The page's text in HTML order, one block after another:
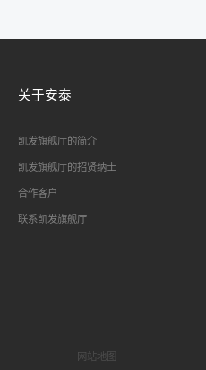
关于安泰
凯发旗舰厅的简介
凯发旗舰厅的招贤纳士
合作客户
联系凯发旗舰厅
网站地图